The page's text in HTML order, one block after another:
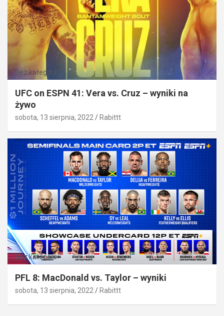
Bez kategorii
UFC on ESPN 41: Vera vs. Cruz – wyniki na
żywo
sobota, 13 sierpnia, 2022 Rabittt
Bez kategorii
PFL 8: MacDonald vs. Taylor – wyniki
sobota, 13 sierpnia, 2022 Rabittt